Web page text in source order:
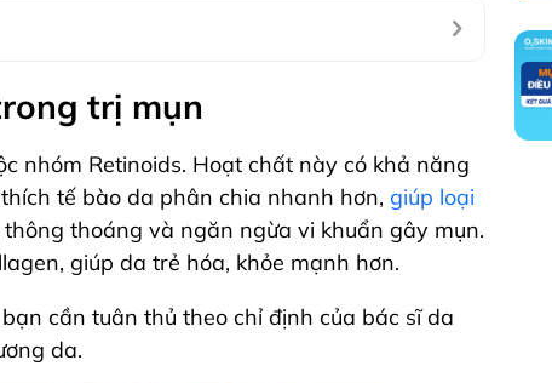
trị mụn
nhóm Retinoids. Hoạt chất này có khả năng
tế bào da phân chia nhanh hơn, giúp loại
thông thoáng và ngăn ngừa vi khuẩn gây mụn.
giúp da trẻ hóa, khỏe mạnh hơn.
cần tuân thủ theo chỉ định của bác sĩ da
da.